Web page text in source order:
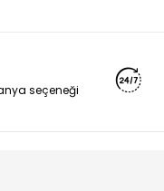
seçeneği